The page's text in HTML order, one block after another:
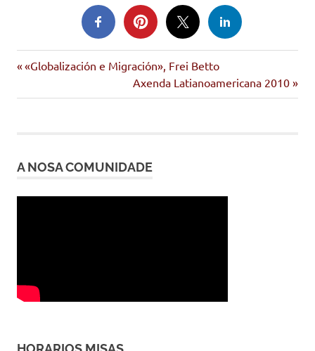
Navegación
de
Entrada
«Globalización e Migración», Frei Betto
Siguiente
entrada:
Axenda Latianoamericana 2010
A NOSA COMUNIDADE